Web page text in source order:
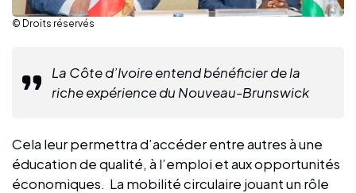
© Droits réservés
La Côte d’Ivoire entend bénéficier de la
riche expérience du Nouveau-Brunswick
Cela leur permettra d’accéder entre autres à une
éducation de qualité, à l’emploi et aux opportunités
économiques. La mobilité circulaire jouant un rôle